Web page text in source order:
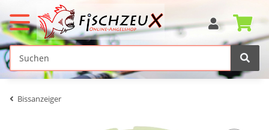
Bissanzeiger